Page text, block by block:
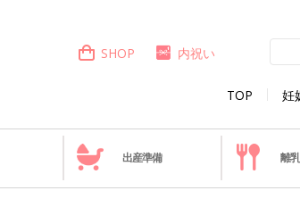
TOP 妊
SHOP 内祝い
出産準備 離